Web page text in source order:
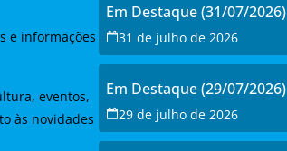
e informações
eventos,
às novidades
Em Destaque (31/07/2026)
31 de julho de 2026
Em Destaque (29/07/2026)
29 de julho de 2026